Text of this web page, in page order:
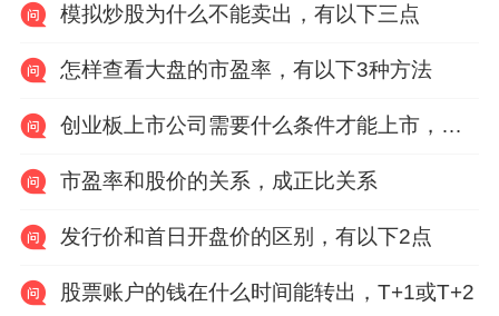
模拟炒股为什么不能卖出，有以下三点
怎样查看大盘的市盈率，有以下3种方法
创业板上市公司需要什么条件才能上市，有以下六点
市盈率和股价的关系，成正比关系
发行价和首日开盘价的区别，有以下2点
股票账户的钱在什么时间能转出，T+1或T+2